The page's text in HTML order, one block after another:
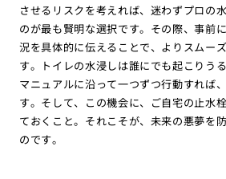
させるリスクを考えれば、迷わずプロの
のが最も賢明な選択です。その際、事前
況を具体的に伝えることで、よりスムー
す。トイレの水浸しは誰にでも起こりう
マニュアルに沿って一つずつ行動すれば
す。そして、この機会に、ご自宅の止水
ておくこと。それこそが、未来の悪夢を
のです。